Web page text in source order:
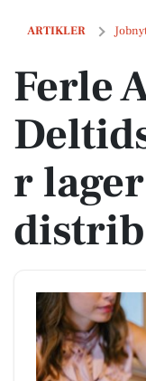
ARTIKLER
Ferle Aps.:
Ferle
r